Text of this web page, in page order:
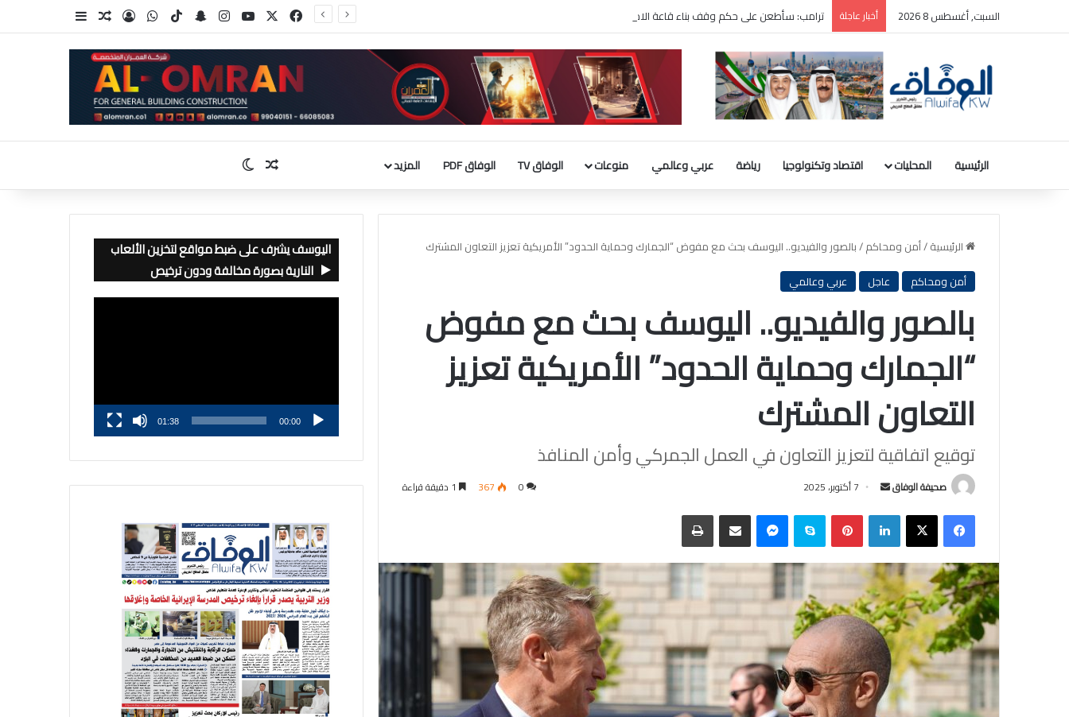
السبت, أغسطس 8 2026 أخبار عاجلة ترامب: سأطعن على حكم وقف بناء قاعة الاحتفالات بالبيت الأبيض فيسبوك ‫YouTubeانستقرامسناب تشات
‫TikTokواتسابتسجيل الدخول
مقال عشوائي
إضافة عمود
الرئيسية المحليات اقتصاد وتكنولوجيا رياضة عربي وعالمي منوعات الوفاق TV الوفاق PDF المزيد مقال عشوائي
الوضع المظلم
الرئيسية/أمن ومحاكم/بالصور والفيديو.. اليوسف بحث مع مفوض “الجمارك وحماية الحدود” الأمريكية تعزيز التعاون المشترك
أمن ومحاكم
عاجل عربي وعالمي
بالصور والفيديو.. اليوسف بحث مع مفوض
“الجمارك وحماية الحدود” الأمريكية تعزيز
التعاون المشترك
توقيع اتفاقية لتعزيز التعاون في العمل الجمركي وأمن المنافذ
صحيفة الوفاق
أرسل
إلكترونيا
7 أكتوبر، 2025 0
367
فيسبوك‫X لينكدإن بينتيريستسكايب ماسنجر مشاركة عبر البريد الطباعة
اليوسف يشرف على ضبط مواقع لتخزين الألعاب
النارية بصورة مخالفة ودون ترخيص
00:00
01:38